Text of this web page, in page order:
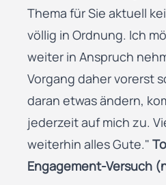
Thema für Sie aktuell
völlig in Ordnung. Ich
weiter in Anspruch
Vorgang daher vorerst
daran etwas ändern,
jederzeit auf mich zu.
weiterhin alles Gute."
Engagement-Versuch